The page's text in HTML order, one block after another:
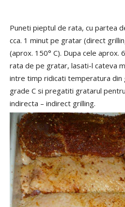
Puneti pieptul de rata, cu partea
cca. 1 minut pe gratar (direct
(aprox. 150° C). Dupa cele aprox.
rata de pe gratar, lasati-l cateva
intre timp ridicati temperatura din
grade C si pregatiti gratarul
indirecta – indirect grilling.